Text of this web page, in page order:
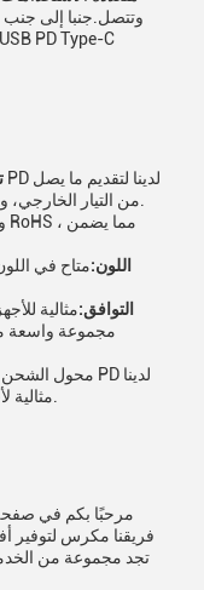
وتتصل.جنبا إلى جنب
اللون:متاح في
التوافق:مثالية
مجموعة واسعة من
مرحبًا بكم في صفحة
تجد مجموعة من